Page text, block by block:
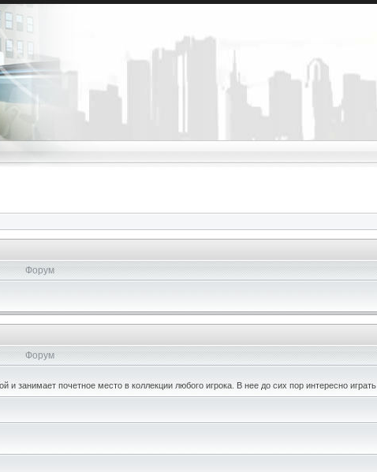
Форум
Форум
и занимает почетное место в коллекции любого игрока. В нее до сих пор интересно играть